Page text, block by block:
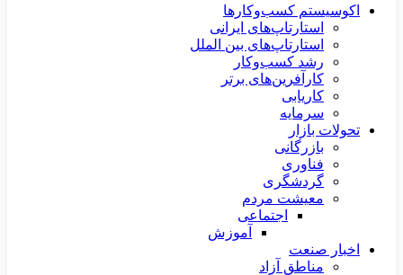
اکوسیستم کسب‌وکارها
استارتاپ‌های ایرانی
استارتاپ‌های بین الملل
رشد کسب‌وکار
کارآفرین‌های برتر
کاریابی
سرمایه
تحولات بازار
بازرگانی
فناوری
گردشگری
معیشت مردم
اجتماعی
آموزش
اخبار صنعت
مناطق آزاد